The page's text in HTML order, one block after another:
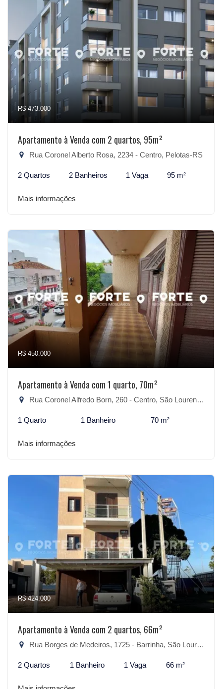
R$ 473.000
Apartamento à Venda com 2 quartos, 95m²
Rua Coronel Alberto Rosa, 2234 - Centro, Pelotas-RS
2 Quartos 2 Banheiros 1 Vaga 95 m²
Mais informações
R$ 450.000
Apartamento à Venda com 1 quarto, 70m²
Rua Coronel Alfredo Born, 260 - Centro, São Lourenço do Sul-RS
1 Quarto 1 Banheiro 70 m²
Mais informações
R$ 424.000
Apartamento à Venda com 2 quartos, 66m²
Rua Borges de Medeiros, 1725 - Barrinha, São Lourenço do Sul-RS
2 Quartos 1 Banheiro 1 Vaga 66 m²